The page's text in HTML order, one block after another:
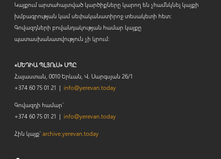
Կայքում արտահայտված կարծիքները կարող են չհամնկնել կայքի
խմբագրության կամ սեփականատիրոջ տեսակետի հետ:
Գովազդների բովանդակության համար կայքը
պատասխանատվություն չի կրում:
«ՄԵԴԻԱ ՊԼՅՈւՍ» ՍՊԸ
Հայաստան, 0010 Երևան, Վ. Սարգսյան 26/1
+374 60 75 01 21 | info@yerevan.today
Գովազդի համար`
+374 60 75 01 21 | info@yerevan.today
Հին կայք`archive.yerevan.today